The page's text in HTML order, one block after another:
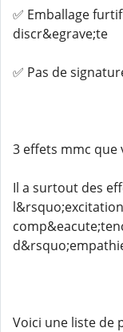
✅ Emballage
discr&egrave;te
✅ Pas de
3 effets mmc que
Il a surtout des
Voici une liste de